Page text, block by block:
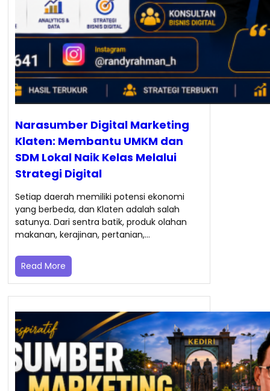
Narasumber Digital Marketing
Klaten: Membantu UMKM dan
SDM Lokal Naik Kelas Melalui
Strategi Digital
Setiap daerah memiliki potensi ekonomi
yang berbeda, dan Klaten adalah salah
satunya. Dari sentra batik, produk olahan
makanan, kerajinan, pertanian,…
Read More